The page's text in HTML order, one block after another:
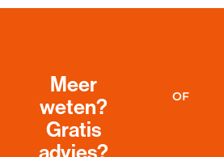
Meer
weten?
Gratis
advies?
OF